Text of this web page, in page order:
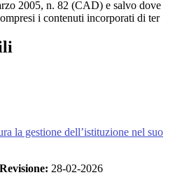
2005, n. 82 (CAD) e salvo dove
i contenuti incorporati di ter
la gestione dell’istituzione nel suo
Revisione: 28-02-2026